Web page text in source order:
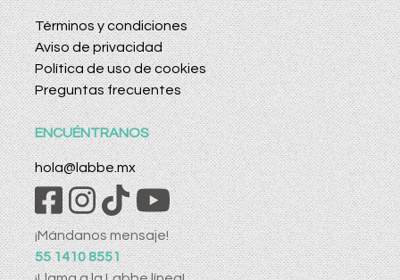
Términos y condiciones
Aviso de privacidad
Política de uso de cookies
Preguntas frecuentes
ENCUÉNTRANOS
hola@labbe.mx
¡Mándanos mensaje!
55 1410 8551